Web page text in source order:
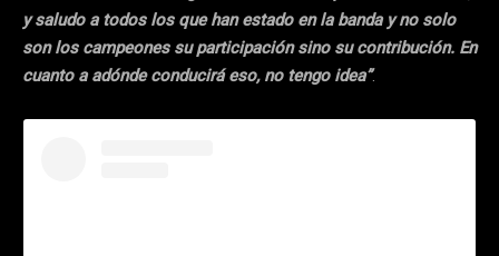
y saludo a todos los que han estado en la banda y no solo
son los campeones su participación sino su contribución. En
cuanto a adónde conducirá eso, no tengo idea”.